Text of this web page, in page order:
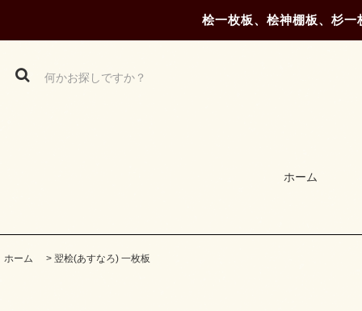
桧一枚板、桧神棚板、杉
ホーム
ホーム > 翌桧(あすなろ) 一枚板